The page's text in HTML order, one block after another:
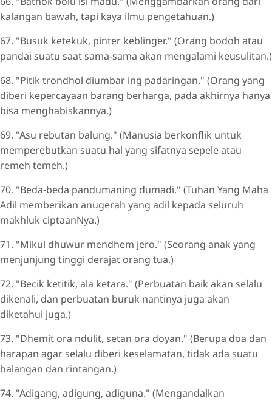
kalangan bawah, tapi kaya ilmu pengetahuan.)
67. "Busuk ketekuk, pinter keblinger." (Orang bodoh atau
pandai suatu saat sama-sama akan mengalami keusulitan.)
68. "Pitik trondhol diumbar ing padaringan." (Orang yang
diberi kepercayaan barang berharga, pada akhirnya hanya
bisa menghabiskannya.)
69. "Asu rebutan balung." (Manusia berkonflik untuk
memperebutkan suatu hal yang sifatnya sepele atau
remeh temeh.)
70. "Beda-beda pandumaning dumadi." (Tuhan Yang Maha
Adil memberikan anugerah yang adil kepada seluruh
makhluk ciptaanNya.)
71. "Mikul dhuwur mendhem jero." (Seorang anak yang
menjunjung tinggi derajat orang tua.)
72. "Becik ketitik, ala ketara." (Perbuatan baik akan selalu
dikenali, dan perbuatan buruk nantinya juga akan
diketahui juga.)
73. "Dhemit ora ndulit, setan ora doyan." (Berupa doa dan
harapan agar selalu diberi keselamatan, tidak ada suatu
halangan dan rintangan.)
74. "Adigang, adigung, adiguna." (Mengandalkan